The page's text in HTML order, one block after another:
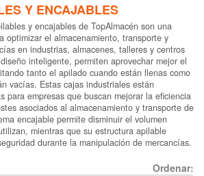
Y ENCAJABLES
y encajables de TopAlmacén son una
optimizar el almacenamiento, transporte y
en industrias, almacenes, talleres y centros
inteligente, permiten aprovechar mejor el
tanto el apilado cuando están llenas como
vacías. Estas cajas industriales están
para empresas que buscan mejorar la eficiencia
asociados al almacenamiento y transporte de
encajable permite disminuir el volumen
mientras que su estructura apilable
durante la manipulación de mercancías.
Ordenar: